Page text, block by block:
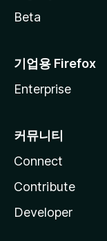
Beta
기업용 Firefox
Enterprise
커뮤니티
Connect
Contribute
Developer